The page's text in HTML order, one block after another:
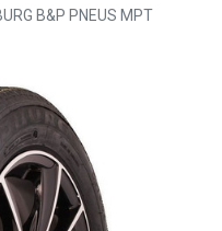
B&P PNEUS MPT